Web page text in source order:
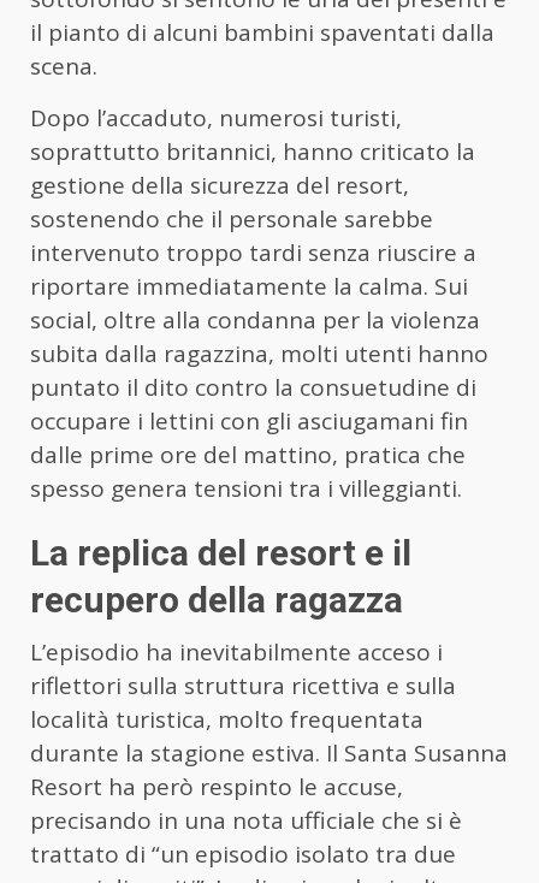
il pianto di alcuni bambini spaventati dalla
scena.
Dopo l’accaduto, numerosi turisti,
soprattutto britannici, hanno criticato la
gestione della sicurezza del resort,
sostenendo che il personale sarebbe
intervenuto troppo tardi senza riuscire a
riportare immediatamente la calma. Sui
social, oltre alla condanna per la violenza
subita dalla ragazzina, molti utenti hanno
puntato il dito contro la consuetudine di
occupare i lettini con gli asciugamani fin
dalle prime ore del mattino, pratica che
spesso genera tensioni tra i villeggianti.
La replica del resort e il
recupero della ragazza
L’episodio ha inevitabilmente acceso i
riflettori sulla struttura ricettiva e sulla
località turistica, molto frequentata
durante la stagione estiva. Il Santa Susanna
Resort ha però respinto le accuse,
precisando in una nota ufficiale che si è
trattato di “un episodio isolato tra due